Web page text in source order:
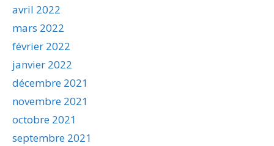
avril 2022
mars 2022
février 2022
janvier 2022
décembre 2021
novembre 2021
octobre 2021
septembre 2021